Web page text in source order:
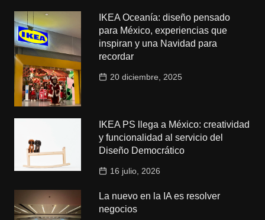
IKEA Oceanía: diseño pensado
para México, experiencias que
inspiran y una Navidad para
recordar
20 diciembre, 2025
IKEA PS llega a México: creatividad
y funcionalidad al servicio del
Diseño Democrático
16 julio, 2026
La nuevo en la IA es resolver
negocios